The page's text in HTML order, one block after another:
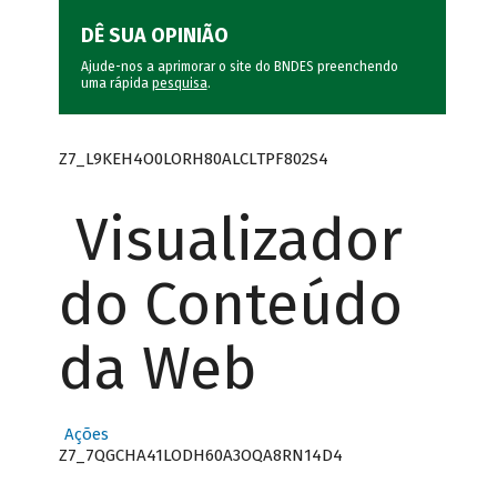
DÊ SUA OPINIÃO
Ajude-nos a aprimorar o site do BNDES preenchendo
uma rápida pesquisa.
Z7_L9KEH4O0LORH80ALCLTPF802S4
Visualizador
do Conteúdo
da Web
Ações
Z7_7QGCHA41LODH60A3OQA8RN14D4